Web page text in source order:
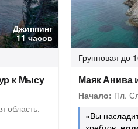
Джиппинг
11 часов
к Мысу
область,
Групповая до
Маяк
Начало: Пл.
«Вы